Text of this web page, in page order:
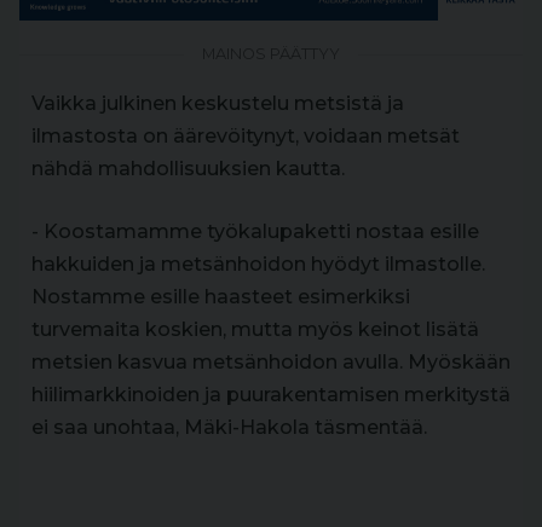
Vaikka julkinen keskustelu metsistä ja
ilmastosta on äärevöitynyt, voidaan metsät
nähdä mahdollisuuksien kautta.
- Koostamamme työkalupaketti nostaa esille
hakkuiden ja metsänhoidon hyödyt ilmastolle.
Nostamme esille haasteet esimerkiksi
turvemaita koskien, mutta myös keinot lisätä
metsien kasvua metsänhoidon avulla. Myöskään
hiilimarkkinoiden ja puurakentamisen merkitystä
ei saa unohtaa, Mäki-Hakola täsmentää.